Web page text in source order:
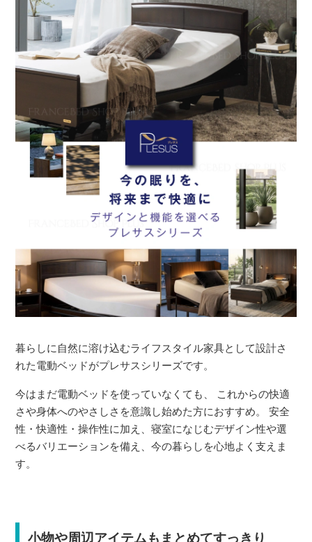
暮らしに自然に溶け込むライフスタイル家具として設計さ
れた電動ベッドがプレサスシリーズです。
今はまだ電動ベッドを使っていなくても、 これからの快適
さや身体へのやさしさを意識し始めた方におすすめ。 安全
性・快適性・操作性に加え、寝室になじむデザイン性や選
べるバリエーションを備え、今の暮らしを心地よく支えま
す。
小物や周辺アイテムもまとめてすっきり